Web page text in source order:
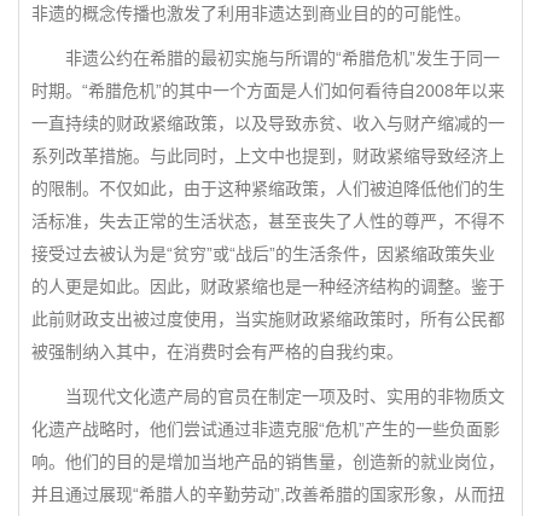
非遗的概念传播也激发了利用非遗达到商业目的的可能性。
非遗公约在希腊的最初实施与所谓的“希腊危机”发生于同一
时期。“希腊危机”的其中一个方面是人们如何看待自2008年以来
一直持续的财政紧缩政策，以及导致赤贫、收入与财产缩减的一
系列改革措施。与此同时，上文中也提到，财政紧缩导致经济上
的限制。不仅如此，由于这种紧缩政策，人们被迫降低他们的生
活标准，失去正常的生活状态，甚至丧失了人性的尊严，不得不
接受过去被认为是“贫穷”或“战后”的生活条件，因紧缩政策失业
的人更是如此。因此，财政紧缩也是一种经济结构的调整。鉴于
此前财政支出被过度使用，当实施财政紧缩政策时，所有公民都
被强制纳入其中，在消费时会有严格的自我约束。
当现代文化遗产局的官员在制定一项及时、实用的非物质文
化遗产战略时，他们尝试通过非遗克服“危机”产生的一些负面影
响。他们的目的是增加当地产品的销售量，创造新的就业岗位，
并且通过展现“希腊人的辛勤劳动”,改善希腊的国家形象，从而扭